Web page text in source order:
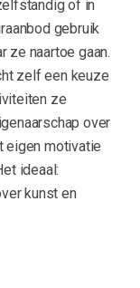
of in
gebruik
ze naartoe gaan.
zelf een keuze
ze
over
eigen motivatie
ideaal:
kunst en